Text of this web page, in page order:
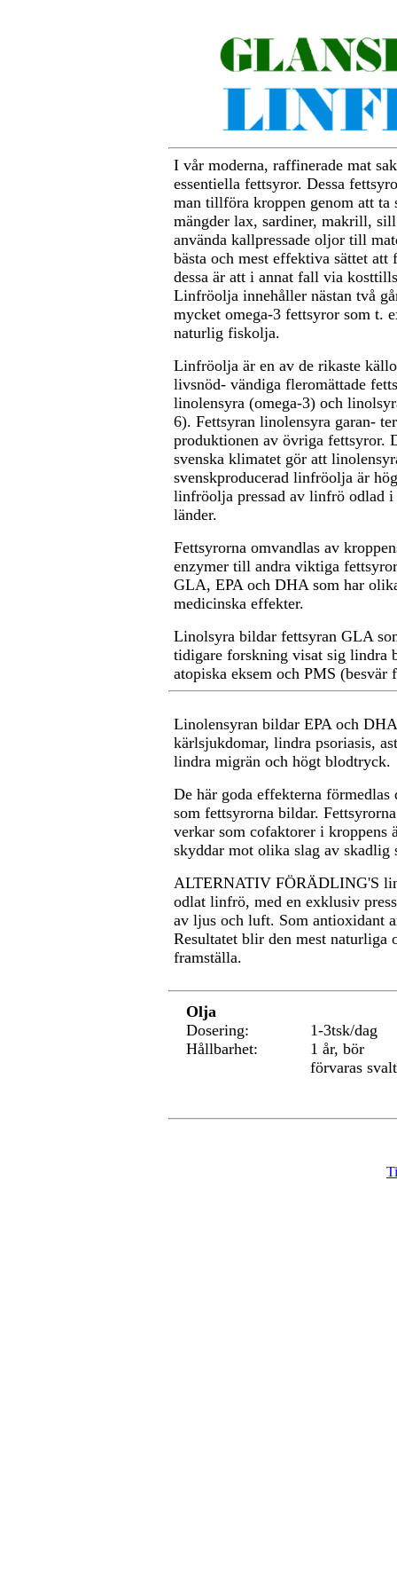
I vår moderna, raffinerade mat
essentiella fettsyror. Dessa
man tillföra kroppen genom att ta
mängder lax, sardiner, makrill,
använda kallpressade oljor till
bästa och mest effektiva sättet att
dessa är att i annat fall via
Linfröolja innehåller nästan två
mycket omega-3 fettsyror som t.
naturlig fiskolja.
Linfröolja är en av de rikaste
livsnöd- vändiga fleromättade
linolensyra (omega-3) och
6). Fettsyran linolensyra garan-
produktionen av övriga fettsyror.
svenska klimatet gör att
svenskproducerad linfröolja är
linfröolja pressad av linfrö odlad i
länder.
Fettsyrorna omvandlas av
enzymer till andra viktiga
GLA, EPA och DHA som har
medicinska effekter.
Linolsyra bildar fettsyran GLA
tidigare forskning visat sig lindra
atopiska eksem och PMS (besvär
Linolensyran bildar EPA och
kärlsjukdomar, lindra psoriasis,
lindra migrän och högt blodtryck.
De här goda effekterna
som fettsyrorna bildar.
verkar som cofaktorer i kroppens
skyddar mot olika slag av skadlig
ALTERNATIV FÖRÄDLING'S
odlat linfrö, med en exklusiv
av ljus och luft. Som antioxidant
Resultatet blir den mest
framställa.
Olja
Dosering:
1-3tsk/dag
Hållbarhet:
1 år, bör
förvaras svalt